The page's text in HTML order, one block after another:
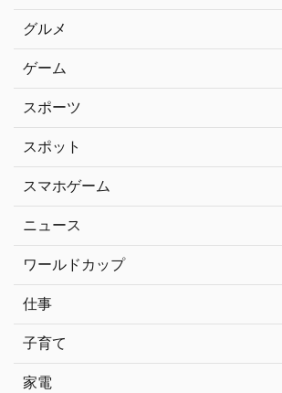
グルメ
ゲーム
スポーツ
スポット
スマホゲーム
ニュース
ワールドカップ
仕事
子育て
家電